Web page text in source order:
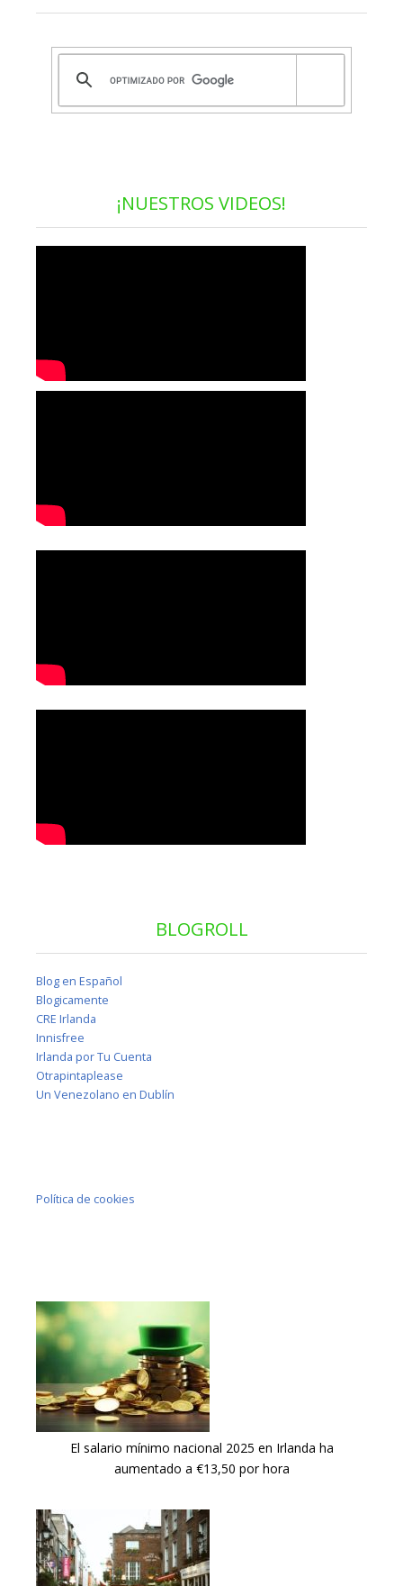
¡NUESTROS VIDEOS!
BLOGROLL
Blog en Español
Blogicamente
CRE Irlanda
Innisfree
Irlanda por Tu Cuenta
Otrapintaplease
Un Venezolano en Dublín
Política de cookies
El salario mínimo nacional 2025 en Irlanda ha
aumentado a €13,50 por hora